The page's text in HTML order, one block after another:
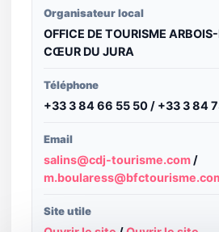
Organisateur local
OFFICE DE TOURISME
CŒUR DU JURA
Téléphone
+33 3 84 66 55 50 / +33 3 84
Email
salins@cdj-tourisme.com /
Site utile